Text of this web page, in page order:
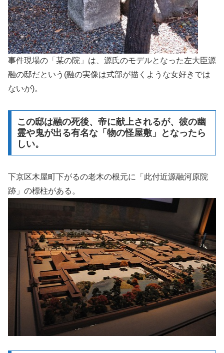
事件現場の「某の院」は、源氏のモデルとなった左大臣源
融の邸だという(融の実像は式部が描くような女好きでは
ないが)。
この邸は融の死後、帝に献上されるが、彼の幽
霊や鬼が出る有名な「物の怪屋敷」となったら
しい。
下京区木屋町下がるの老木の根元に「此付近源融河原院
跡」の標柱がある。